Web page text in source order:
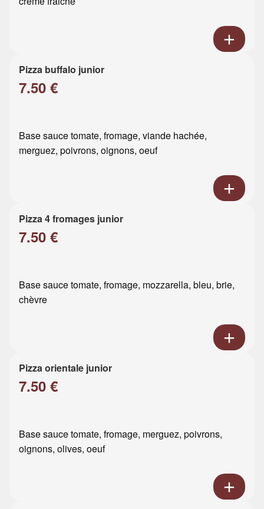
Pizza buffalo junior
7.50 €
Base sauce tomate, fromage, viande hachée,
merguez, poivrons, oignons, oeuf
Pizza 4 fromages junior
7.50 €
Base sauce tomate, fromage, mozzarella, bleu, brie,
chèvre
Pizza orientale junior
7.50 €
Base sauce tomate, fromage, merguez, poivrons,
oignons, olives, oeuf